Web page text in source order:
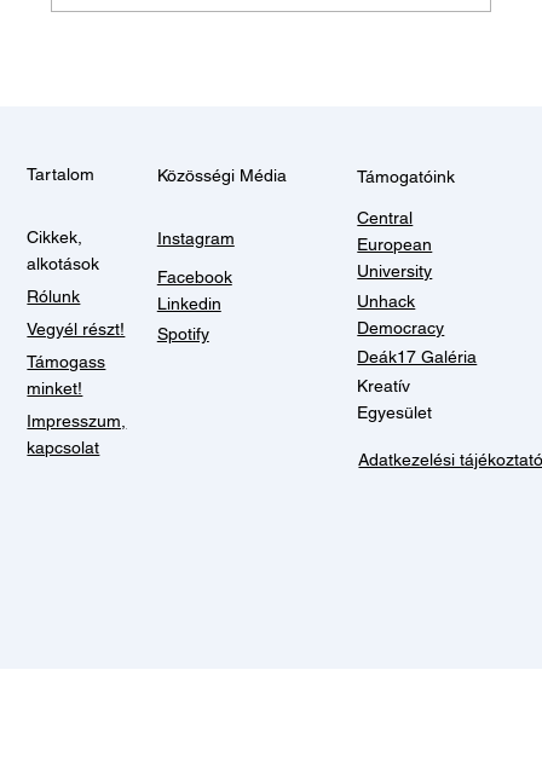
Tartalom
Cikkek,
alkotások
Rólunk
Vegyél részt!
Támogass
minket!
Impresszum,
kapcsolat
Közösségi Média
Instagram
Facebook
Linkedin
Spotify
Támogatóink
Central
European
University
Unhack
Democracy
Deák17 Galéria
Kreatív
Egyesület
Adatkezelési